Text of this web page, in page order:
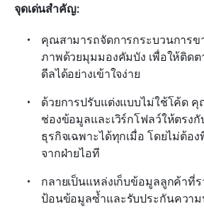
จุดเด่นสำคัญ:
คุณสามารถจัดการกระบวนการ
ภาพด้วยมุมมองคัมบัง เพื่อให้ติด
ดีลได้อย่างเข้าใจง่าย
ด้วยการปรับแต่งแบบไม่ใช้โค้ด
ช่องข้อมูลและเวิร์กโฟลว์ให้ตรง
ธุรกิจเฉพาะได้ทุกเมื่อ โดยไม่ต้อ
จากฝ่ายไอที
กลายเป็นแหล่งเก็บข้อมูลลูกค้าที่
ป้อนข้อมูลซ้ำและรับประกันควา